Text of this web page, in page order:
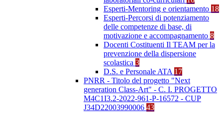
Esperti-Mentoring e orientamento 18
Esperti-Percorsi di potenziamento
delle competenze di base, di
motivazione e accompagnamento 8
Docenti Costituenti Il TEAM per la
prevenzione della dispersione
scolastica 3
D.S. e Personale ATA 17
PNRR - Titolo del progetto "Next
generation Class-Art" - C. I. PROGETTO
M4C1I3.2-2022-961-P-16572 - CUP
J34D22003990006 43